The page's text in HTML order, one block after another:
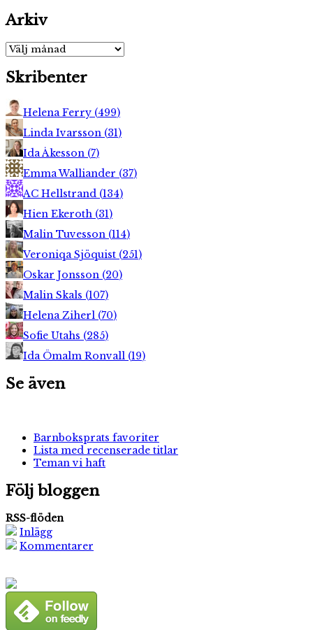
Arkiv
Arkiv
Skribenter
Helena Ferry (499)
Linda Ivarsson (31)
Ida Åkesson (7)
Emma Walliander (37)
AC Hellstrand (134)
Hien Ekeroth (31)
Malin Tuvesson (114)
Veroniqa Sjöquist (251)
Oskar Jonsson (20)
Malin Skals (107)
Helena Ziherl (70)
Sofie Utahs (285)
Ida Ömalm Ronvall (19)
Se även
Barnboksprats favoriter
Lista med recenserade titlar
Teman vi haft
Följ bloggen
RSS-flöden
Inlägg
Kommentarer